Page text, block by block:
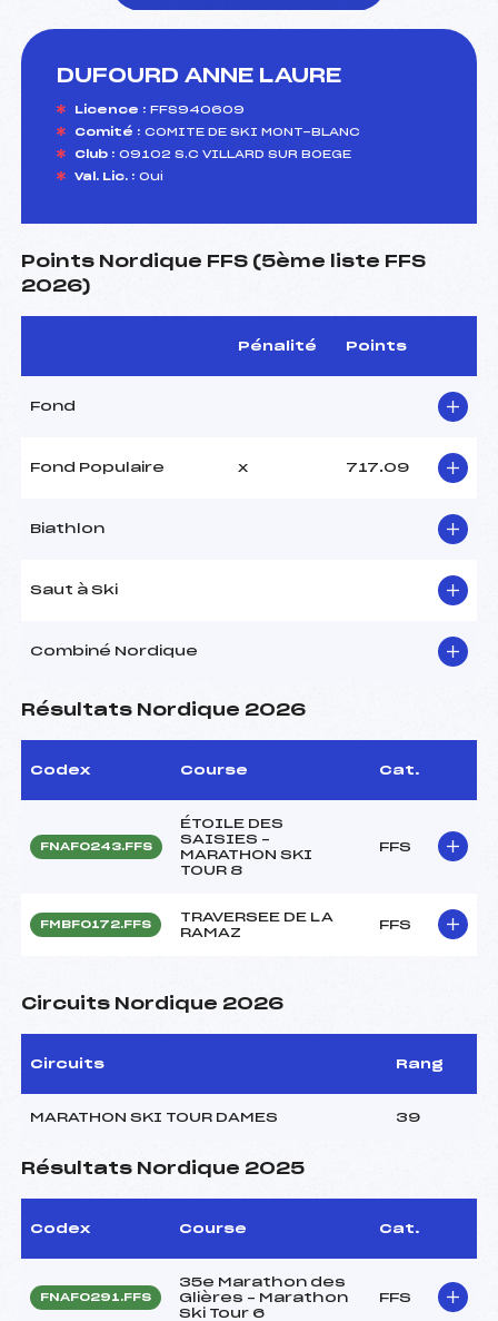
DUFOURD ANNE LAURE
Licence : FFS940609
Comité : COMITE DE SKI MONT-BLANC
Club : 09102 S.C VILLARD SUR BOEGE
Val. Lic. : Oui
Points Nordique FFS (5ème liste FFS
2026)
Pénalité Points
Fond
Fond Populaire x 717.09
Biathlon
Saut à Ski
Combiné Nordique
Résultats Nordique 2026
Codex Course Cat.
FNAF0243.FFS
ÉTOILE DES
SAISIES –
MARATHON SKI
TOUR 8
FFS
FMBF0172.FFS
TRAVERSEE DE LA
RAMAZ
FFS
Circuits Nordique 2026
Circuits Rang
MARATHON SKI TOUR DAMES 39
Résultats Nordique 2025
Codex Course Cat.
FNAF0291.FFS
35e Marathon des
Glières – Marathon
Ski Tour 6
FFS